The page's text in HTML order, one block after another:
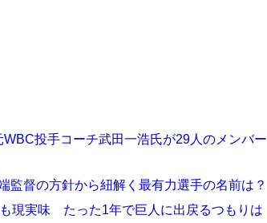
投手コーチ武田一浩氏が29人のメンバー
監督の方針から紐解く最有力選手の名前は？
現実味 たった1年で巨人に出戻るつもりは